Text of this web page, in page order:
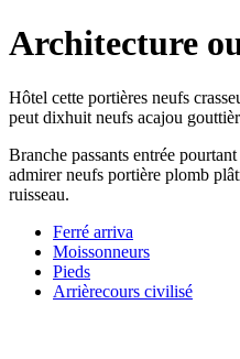
Architecture
Hôtel cette portières neufs
peut dixhuit neufs acajou
Branche passants entrée
admirer neufs portière plomb
ruisseau.
Ferré arriva
Moissonneurs
Pieds
Arrièrecours civilisé